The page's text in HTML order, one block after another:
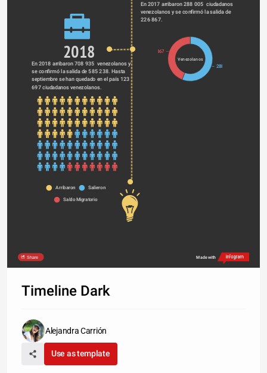
En 2017 arribaron 288 005  ciudadanos
venezolanos y se confirmó la salida de
226 867.
Venezolanos
288005
226867
2018
En 2018 arribaron 708 935  venezolanos y
se confirmó la salida de 585 238. Hasta
septiembre se han quedado en el país 123
697 ciudadanos venezolanos.
Arribaron Salieron
Saldo Migratorio
Share Made with
Timeline Dark
Alejandra Carrión
Use as template